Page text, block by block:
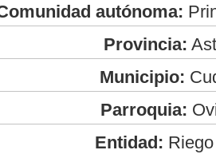
autónoma:
Provincia:
Municipio:
Parroquia:
Entidad: